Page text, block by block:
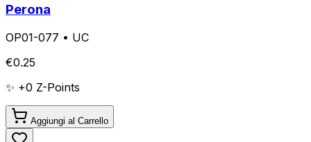
Perona
OP01-077 • UC
€0.25
✨ +0 Z-Points
Aggiungi al Carrello